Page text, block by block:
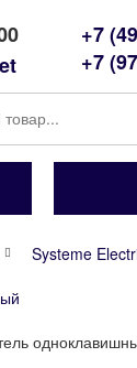
+7
+7
Systeme